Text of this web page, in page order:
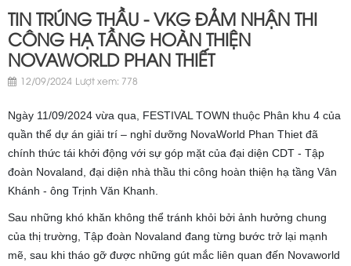
TIN TRÚNG THẦU - VKG ĐẢM NHẬN THI
CÔNG HẠ TẦNG HOÀN THIỆN
NOVAWORLD PHAN THIẾT
12/09/2024 Lượt xem: 778
Ngày 11/09/2024 vừa qua, FESTIVAL TOWN thuộc Phân khu 4 của
quần thể dự án giải trí – nghỉ dưỡng NovaWorld Phan Thiet đã
chính thức tái khởi động với sự góp mặt của đại diện CDT - Tập
đoàn Novaland, đại diện nhà thầu thi công hoàn thiện hạ tầng Vân
Khánh - ông Trịnh Văn Khanh.
Sau những khó khăn không thể tránh khỏi bởi ảnh hưởng chung
của thị trường, Tập đoàn Novaland đang từng bước trở lại mạnh
mẽ, sau khi tháo gỡ được những gút mắc liên quan đến Novaworld